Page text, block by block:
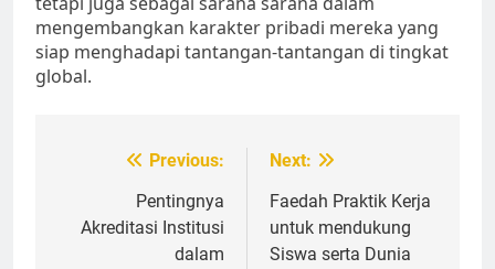
mengembangkan karakter pribadi mereka yang
siap menghadapi tantangan-tantangan di tingkat
global.
navigation
Previous:
Pentingnya
Akreditasi Institusi
dalam
Next:
Faedah Praktik Kerja
untuk mendukung
Siswa serta Dunia